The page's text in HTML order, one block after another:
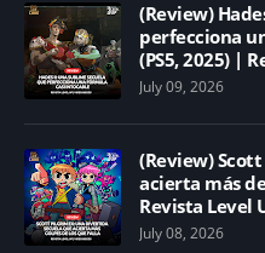
(Review)
perfecciona
(PS5, 2025) |
July 09, 2026
(Review)
acierta más
Revista Level
July 08, 2026